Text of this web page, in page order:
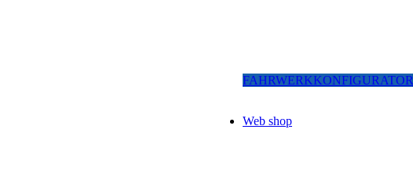
FAHRWERKKONFIGURATOR
Web shop